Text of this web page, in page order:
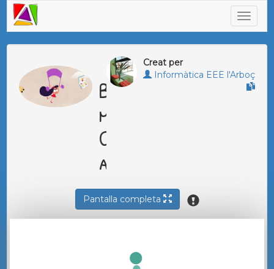
Creat per
Informàtica EEE l'Arboç
Bellaterra
música.
Cançons
animades
Pantalla completa